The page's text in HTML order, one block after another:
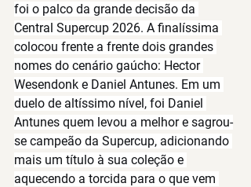
foi o palco da grande decisão da
Central Supercup 2026. A finalíssima
colocou frente a frente dois grandes
nomes do cenário gaúcho: Hector
Wesendonk e Daniel Antunes. Em um
duelo de altíssimo nível, foi Daniel
Antunes quem levou a melhor e sagrou-
se campeão da Supercup, adicionando
mais um título à sua coleção e
aquecendo a torcida para o que vem